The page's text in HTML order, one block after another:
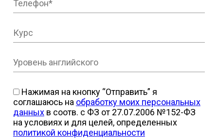
Нажимая на кнопку “Отправить” я
соглашаюсь на обработку моих персональных
данныхв соотв. с ФЗ от 27.07.2006 №152-ФЗ
на условиях и для целей, определенных
политикой конфиденциальности